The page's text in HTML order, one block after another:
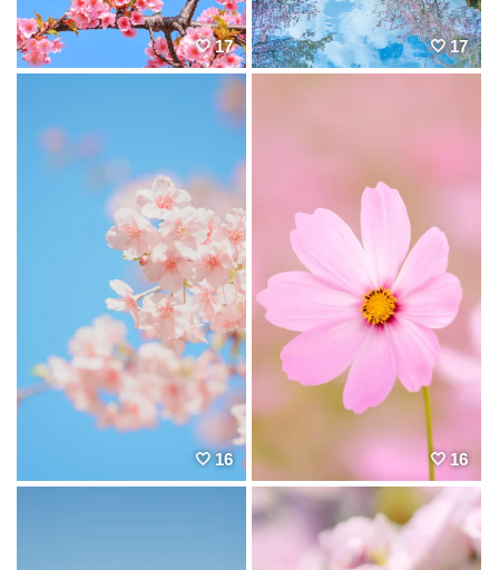
17 17
16 16